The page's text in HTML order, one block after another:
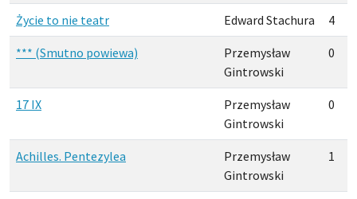
Życie to nie teatr Edward Stachura 4
*** (Smutno powiewa)
Przemysław
Gintrowski
0
17 IX
Przemysław
Gintrowski
0
Achilles. Pentezylea
Przemysław
Gintrowski
1